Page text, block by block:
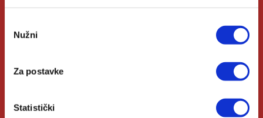
pristanka
Nužni
Za postavke
Statistički
O Verbumu